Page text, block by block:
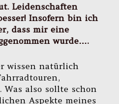
Leidenschaften
Insofern bin ich
dass mir eine
wurde….
wissen natürlich
Was also sollte schon
Aspekte meines